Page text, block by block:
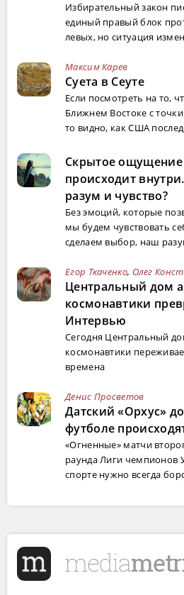
Избирательный закон
единый правый блок
левых, но ситуация
Максим Карев
Суета в Сеуте
Если посмотреть на то,
Ближнем Востоке с
то видно, как США
Скрытое ощущение
происходит
разум и чувство?
Без эмоций, которые
мы будем чувствовать
сделаем выбор, наш
Егор Ткаченко, Олег
Центральный дом
космонавтики
Интервью
Сегодня Центральный
космонавтики
времена
Денис Просветов
Датский «Орхус»
футболе
«Огненные» матчи
раунда Лиги чемпионов
спорте нужно всегда